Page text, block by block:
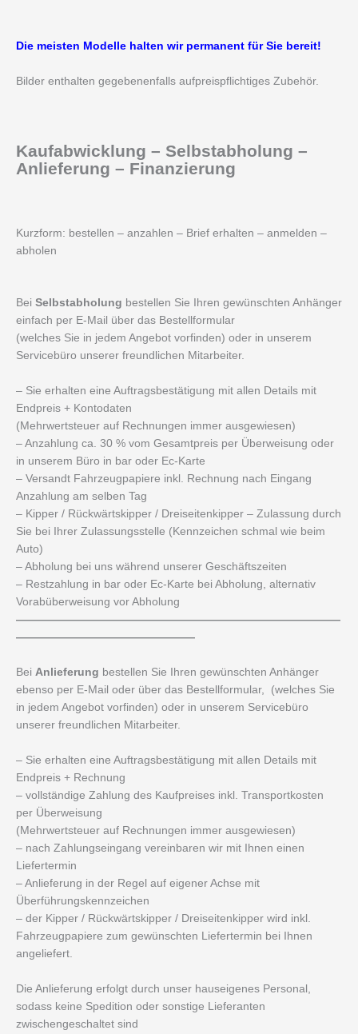
Die meisten Modelle halten wir permanent für Sie bereit!
Bilder enthalten gegebenenfalls aufpreispflichtiges Zubehör.
Kaufabwicklung – Selbstabholung –
Anlieferung – Finanzierung
Kurzform: bestellen – anzahlen – Brief erhalten – anmelden –
abholen
Bei Selbstabholung bestellen Sie Ihren gewünschten Anhänger
einfach per E-Mail über das Bestellformular
(welches Sie in jedem Angebot vorfinden) oder in unserem
Servicebüro unserer freundlichen Mitarbeiter.
– Sie erhalten eine Auftragsbestätigung mit allen Details mit
Endpreis + Kontodaten
(Mehrwertsteuer auf Rechnungen immer ausgewiesen)
– Anzahlung ca. 30 % vom Gesamtpreis per Überweisung oder
in unserem Büro in bar oder Ec-Karte
– Versandt Fahrzeugpapiere inkl. Rechnung nach Eingang
Anzahlung am selben Tag
– Kipper / Rückwärtskipper / Dreiseitenkipper – Zulassung durch
Sie bei Ihrer Zulassungsstelle (Kennzeichen schmal wie beim
Auto)
– Abholung bei uns während unserer Geschäftszeiten
– Restzahlung in bar oder Ec-Karte bei Abholung, alternativ
Vorabüberweisung vor Abholung
—————————————————————————————
————————————————
Bei Anlieferung bestellen Sie Ihren gewünschten Anhänger
ebenso per E-Mail oder über das Bestellformular, (welches Sie
in jedem Angebot vorfinden) oder in unserem Servicebüro
unserer freundlichen Mitarbeiter.
– Sie erhalten eine Auftragsbestätigung mit allen Details mit
Endpreis + Rechnung
– vollständige Zahlung des Kaufpreises inkl. Transportkosten
per Überweisung
(Mehrwertsteuer auf Rechnungen immer ausgewiesen)
– nach Zahlungseingang vereinbaren wir mit Ihnen einen
Liefertermin
– Anlieferung in der Regel auf eigener Achse mit
Überführungskennzeichen
– der Kipper / Rückwärtskipper / Dreiseitenkipper wird inkl.
Fahrzeugpapiere zum gewünschten Liefertermin bei Ihnen
angeliefert.
Die Anlieferung erfolgt durch unser hauseigenes Personal,
sodass keine Spedition oder sonstige Lieferanten
zwischengeschaltet sind